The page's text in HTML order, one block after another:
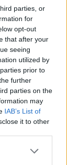
parties, or
for
opt-out
that after your
seeing
utilized by
prior to
further
parties on the
may
IAB’s List of
it to other
αφί ...